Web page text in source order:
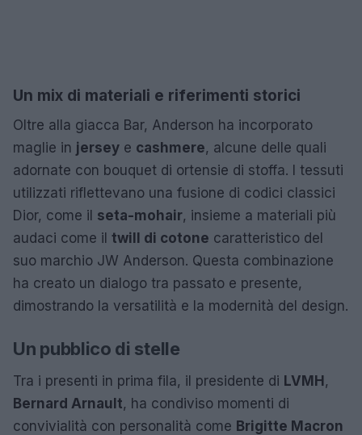
Un mix di materiali e riferimenti storici
Oltre alla giacca Bar, Anderson ha incorporato
maglie in jersey e cashmere, alcune delle quali
adornate con bouquet di ortensie di stoffa. I tessuti
utilizzati riflettevano una fusione di codici classici
Dior, come il seta-mohair, insieme a materiali più
audaci come il twill di cotone caratteristico del
suo marchio JW Anderson. Questa combinazione
ha creato un dialogo tra passato e presente,
dimostrando la versatilità e la modernità del design.
Un pubblico di stelle
Tra i presenti in prima fila, il presidente di LVMH,
Bernard Arnault, ha condiviso momenti di
convivialità con personalità come Brigitte Macron